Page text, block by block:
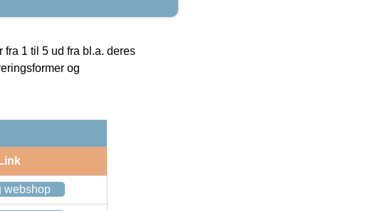
1 til 5 ud fra bl.a. deres
og
Link
webshop